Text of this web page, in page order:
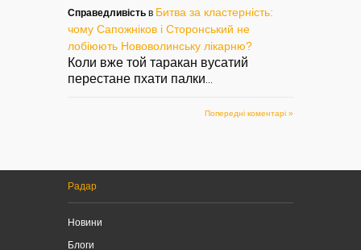
Справедливість в Битва за кластерність:
чому Сапожніков і Сторонський не
лобіюють Нововолинську лікарню?
Коли вже той таракан вусатий
перестане пхати палки
Попередні коментарі »
Радар
Новини
Блоги